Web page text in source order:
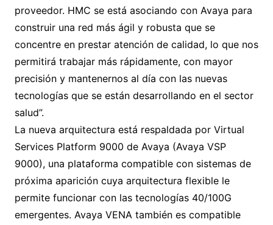
proveedor. HMC se está asociando con Avaya para
construir una red más ágil y robusta que se
concentre en prestar atención de calidad, lo que nos
permitirá trabajar más rápidamente, con mayor
precisión y mantenernos al día con las nuevas
tecnologías que se están desarrollando en el sector
salud”.
La nueva arquitectura está respaldada por Virtual
Services Platform 9000 de Avaya (Avaya VSP
9000), una plataforma compatible con sistemas de
próxima aparición cuya arquitectura flexible le
permite funcionar con las tecnologías 40/100G
emergentes. Avaya VENA también es compatible